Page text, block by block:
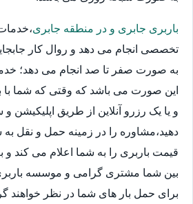
باربری جابری و در منطقه جابری
تخصصی انجام می دهد و روال کار
به صورت صفر تا صد انجام می دهد؛
این صورت می باشد که وقتی که شما با
و یا یک رزرو آنلاین از طریق اپلیکیشن
دهید،مشاوره را در زمینه حمل و نقل به
قیمت باربری را به شما اعلام می کند و
بین شما مشتری گرامی و موسسه
برای حمل بار های شما در نظر خواهند